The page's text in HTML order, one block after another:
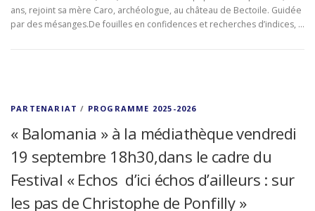
ans, rejoint sa mère Caro, archéologue, au château de Bectoile. Guidée
par des mésanges.De fouilles en confidences et recherches d’indices, …
PARTENARIAT / PROGRAMME 2025-2026
« Balomania » à la médiathèque vendredi
19 septembre 18h30,dans le cadre du
Festival « Echos d’ici échos d’ailleurs : sur
les pas de Christophe de Ponfilly »